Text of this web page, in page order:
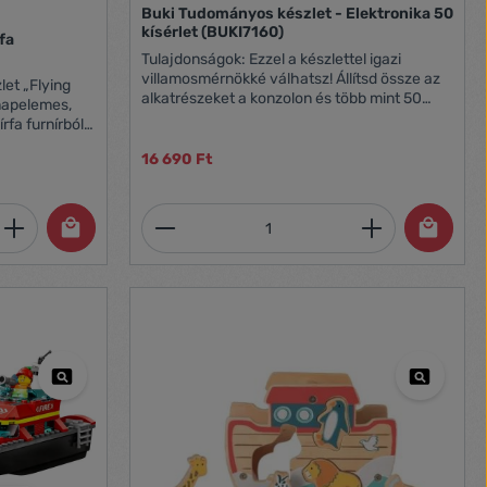
vagy használja a gombokat a
„Flying
furnírból
ezt az
motorral
szükséges.
gyerek
az
És
a
Adja meg a kívánt mennyiséget, vagy
Buki Tudományos készlet - Elektronika 50
kísérlet (BUKI7160)
Tulajdonságok: Ezzel a készlettel igazi
villamosmérnökké válhatsz! Állítsd össze az
alkatrészeket a konzolon és több mint 50
16 690 Ft
Termékmennyiség: Adja